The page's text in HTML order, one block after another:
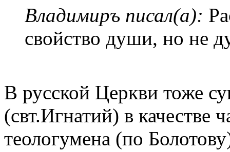
Владимиръ писал(а):
свойство души, но не
В русской Церкви тоже
(свт.Игнатий) в качестве
теологумена (по